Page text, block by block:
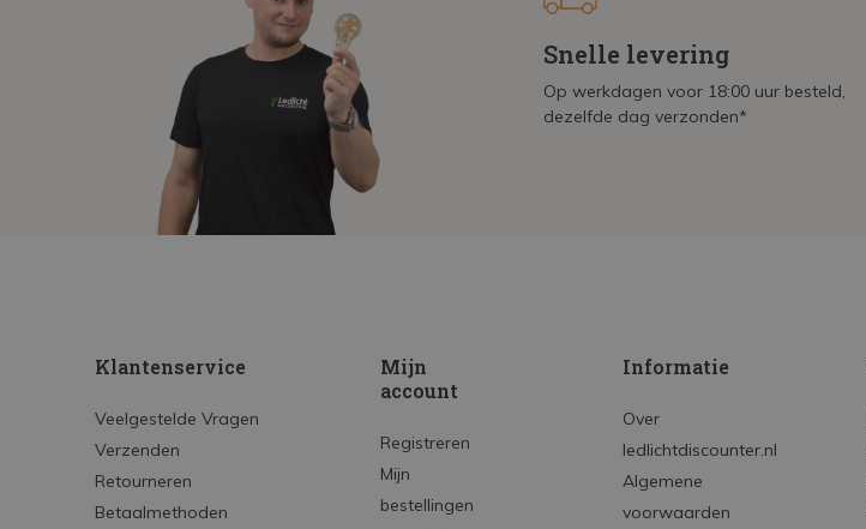
Snelle levering
Op werkdagen voor 18:00 uur besteld,
dezelfde dag verzonden*
Klantenservice
Veelgestelde Vragen
Verzenden
Retourneren
Betaalmethoden
Mijn
account
Registreren
Mijn
bestellingen
Informatie
Over
ledlichtdiscounter.nl
Algemene
voorwaarden